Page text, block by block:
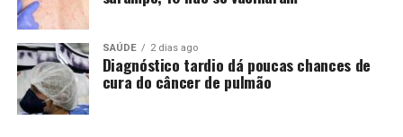
Depois de passar pela CSP, o projeto segue para a
Comissão de Comunicação e Direito Digital (CCDD), a
quem cabe a decisão terminativa, ou seja, aprovado, o
projeto estará pronto para seguir para a análise dos
SAÚDE 2 dias ago
Diagnóstico tardio dá poucas chances de
cura do câncer de pulmão